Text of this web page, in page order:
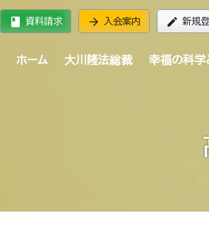
book 資料請求 arrow_forward 入会案内 edit 新規
ホーム 大川隆法総裁 幸福の科学